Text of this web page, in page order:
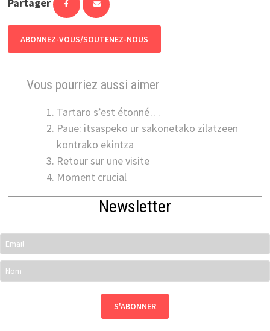
ABONNEZ-VOUS/SOUTENEZ-NOUS
Vous pourriez aussi aimer
Tartaro s’est étonné…
Paue: itsaspeko ur sakonetako zilatzeen
kontrako ekintza
Retour sur une visite
Moment crucial
Newsletter